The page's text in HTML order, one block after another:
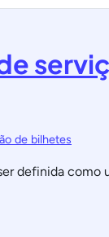
de bilhetes
definida como